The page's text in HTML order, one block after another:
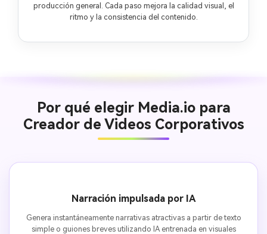
producción general. Cada paso mejora la calidad visual, el
ritmo y la consistencia del contenido.
Por qué elegir Media.io para
Creador de Videos Corporativos
Narración impulsada por IA
Genera instantáneamente narrativas atractivas a partir de texto
simple o guiones breves utilizando IA entrenada en visuales